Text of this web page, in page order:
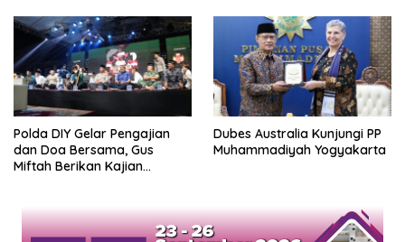
Polda DIY Gelar Pengajian
dan Doa Bersama, Gus
Miftah Berikan Kajian
Dubes Australia Kunjungi PP
Muhammadiyah Yogyakarta